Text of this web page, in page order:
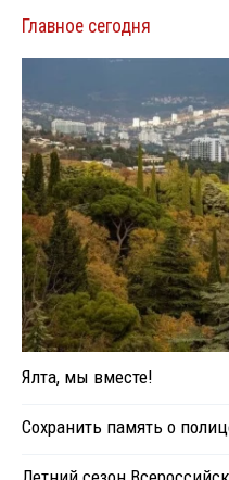
Главное сегодня
Ялта, мы вместе!
Сохранить память о